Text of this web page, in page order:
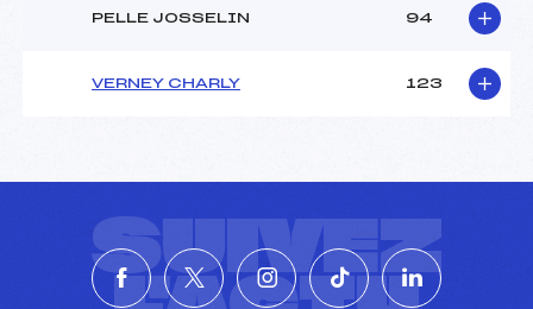
PELLE JOSSELIN 94
VERNEY CHARLY 123
SUIVEZ